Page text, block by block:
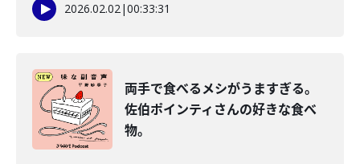
2026.02.02|00:33:31
両手で食べるメシがうますぎる。
佐伯ポインティさんの好きな食べ
物。